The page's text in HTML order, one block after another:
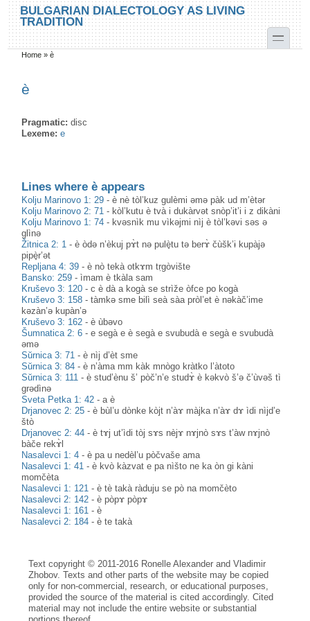
Skip to main content
Skip to search
BULGARIAN DIALECTOLOGY AS LIVING
TRADITION
toggle
You are here
Home »è
è
Pragmatic:disc
Lexeme:е
Lines where è appears
Kolju Marinovo 1: 29 -è nè tòl’kuz gulèmi əmə pàk ud m’ètər
Kolju Marinovo 2: 71 - kòl’kutu è tvà i dukàrvət snòp’it’i i z dikàni
Kolju Marinovo 1: 74 - kvəsnìk mu vìkəjmi nìj è tòl’kəvi səs ə
glìnə
Žitnica 2: 1 -è òdə n’èkuj pɤ̀t nə pulè̟tu tə berɤ̀ čùšk’ɨ kupàjə
pipè̟r’ət
Repljana 4: 39 -è nò tekà otkɤm tṛgòvište
Bansko: 259 -ìmam è tkàla sam
Kruševo 3: 120 -c è dà a kogà se strìže òfce po kogà
Kruševo 3: 158 -tàmkə sme bilì seà sàa pròl’et è nəkàč’ime
kəzàn’ə kupàn’ə
Kruševo 3: 162 -è ùbəvo
Šumnatica 2: 6 -e segà e è segà e svubudà e segà e svubudà
əmə
Sŭrnica 3: 71 -è nìj d’èt sme
Sŭrnica 3: 84 -è n’àma mm kàk mnògo kràtko l’àtoto
Sŭrnica 3: 111 -è stud’ènu š’ pòč’n’e studɤ̀ è kəkvò š’ə č’ùvəš tì
grədìnə
Sveta Petka 1: 42 -a è
Drjanovec 2: 25 -è bùl’u dònke kòjt n’àɤ màjka n’àɤ dɤ ìdi nìjd’e
štò
Drjanovec 2: 44 -è tɤj ut’ìdi tòj sɤs nèjɤ nɤjnò sɤs t’àw nɤjnò
bàče rekɤ̀l
Nasalevci 1: 4 -è pa u nedèl’u pòčvaše ama
Nasalevci 1: 41 -è kvò kàzvat e pa nìšto ne ka òn gi kàni
momčèta
Nasalevci 1: 121 -è tè takà ràduju se pò na momčèto
Nasalevci 2: 142 -è pòpɤ pòpɤ
Nasalevci 1: 161 -è
Nasalevci 2: 184 -è te takà
Text copyright © 2011-2016 Ronelle Alexander and Vladimir
Zhobov. Texts and other parts of the website may be copied
only for non-commercial, research, or educational purposes,
provided the source of the material is cited accordingly. Cited
material may not include the entire website or substantial